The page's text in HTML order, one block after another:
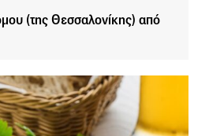
(της Θεσσαλονίκης) από